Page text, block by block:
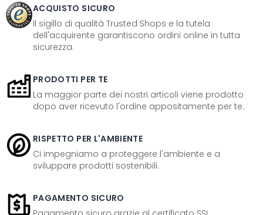
ACQUISTO SICURO
Il sigillo di qualità Trusted Shops e la tutela
dell'acquirente garantiscono ordini online in tutta
sicurezza.
PRODOTTI PER TE
La maggior parte dei nostri articoli viene prodotto
dopo aver ricevuto l'ordine appositamente per te.
RISPETTO PER L'AMBIENTE
Ci impegniamo a proteggere l'ambiente e a
sviluppare prodotti sostenibili.
PAGAMENTO SICURO